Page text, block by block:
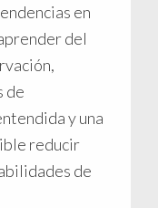
en
del
de
y una
reducir
de